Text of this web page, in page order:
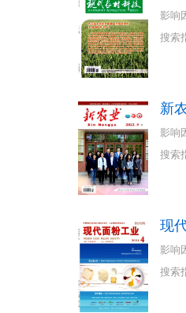
影响
搜索
新
影响
搜索
现
影响
搜索